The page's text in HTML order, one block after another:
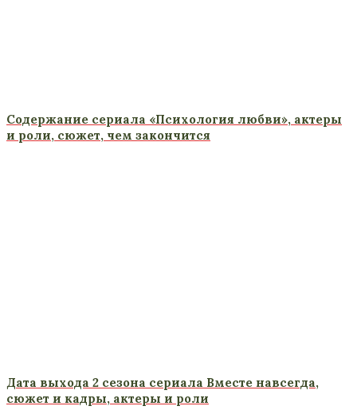
Содержание сериала «Психология любви», актеры
и роли, сюжет, чем закончится
Дата выхода 2 сезона сериала Вместе навсегда,
сюжет и кадры, актеры и роли